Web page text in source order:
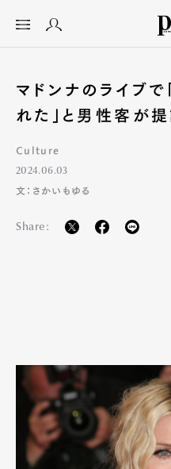
マドンナのライブで
れた」と男性客が提
Culture
2024.06.03
文：さかいもゆる
Share: